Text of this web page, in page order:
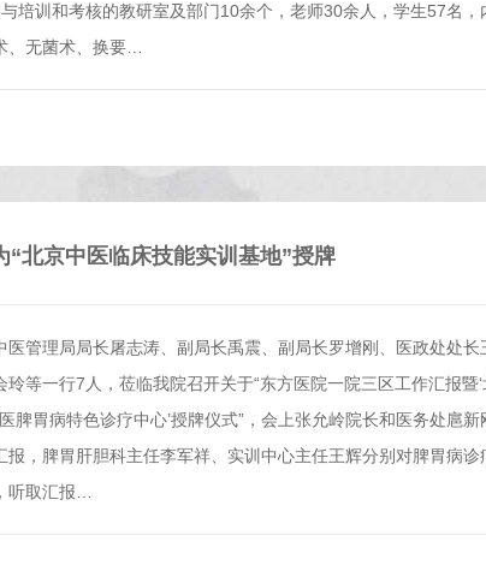
培训和考核的教研室及部门10余个，老师30余人，学生57名，
、无菌术、换要…
“北京中医临床技能实训基地”授牌
管理局局长屠志涛、副局长禹震、副局长罗增刚、医政处处长
等一行7人，莅临我院召开关于“东方医院一院三区工作汇报暨‘
脾胃病特色诊疗中心’授牌仪式”，会上张允岭院长和医务处扈新
，脾胃肝胆科主任李军祥、实训中心主任王辉分别对脾胃病诊
听取汇报…